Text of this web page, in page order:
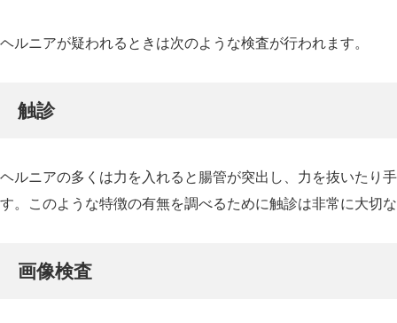
ヘルニアが疑われるときは次のような検査が行われます。
触診
ヘルニアの多くは力を入れると腸管が突出し、力を抜いたり
す。このような特徴の有無を調べるために触診は非常に大切
画像検査